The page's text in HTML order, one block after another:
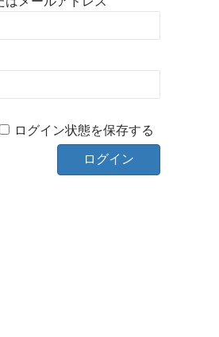
ログイン状態を保存する